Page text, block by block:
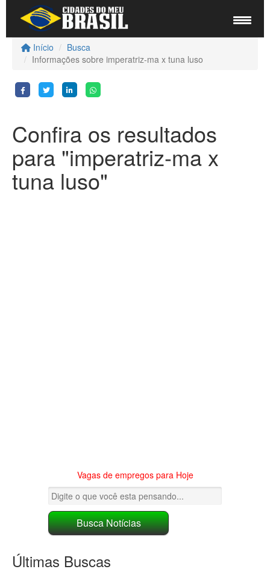
Início
Busca
Informações sobre imperatriz-ma x tuna luso
Confira os resultados
para "imperatriz-ma x
tuna luso"
Vagas de empregos para Hoje
Últimas Buscas